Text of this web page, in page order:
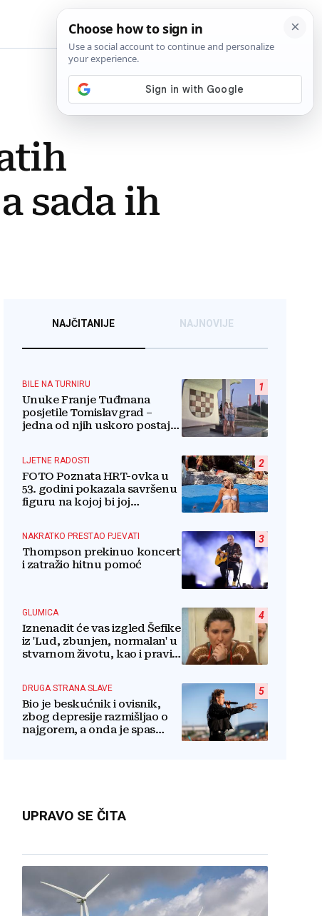
sada ih
NAJČITANIJE NAJNOVIJE
1
BILE NA TURNIRU
Unuke Franje Tuđmana
posjetile Tomislavgrad –
jedna od njih uskoro postaje
2
LJETNE RADOSTI
FOTO Poznata HRT-ovka u
53. godini pokazala savršenu
figuru na kojoj bi joj
3
NAKRATKO PRESTAO PJEVATI
Thompson prekinuo koncert
i zatražio hitnu pomoć
4
GLUMICA
Iznenadit će vas izgled Šefike
iz 'Lud, zbunjen, normalan' u
stvarnom životu, kao i pravi
5
DRUGA STRANA SLAVE
Bio je beskućnik i ovisnik,
zbog depresije razmišljao o
najgorem, a onda je spas
UPRAVO SE ČITA